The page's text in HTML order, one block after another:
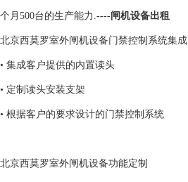
个月500台的生产能力.----闸机设备出租
北京西莫罗室外闸机设备门禁控制系统集成
• 集成客户提供的内置读头
• 定制读头安装支架
• 根据客户的要求设计的门禁控制系统
北京西莫罗室外闸机设备功能定制